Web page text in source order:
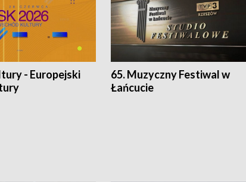
- Europejski
65. Muzyczny Festiwal w
Łańcucie